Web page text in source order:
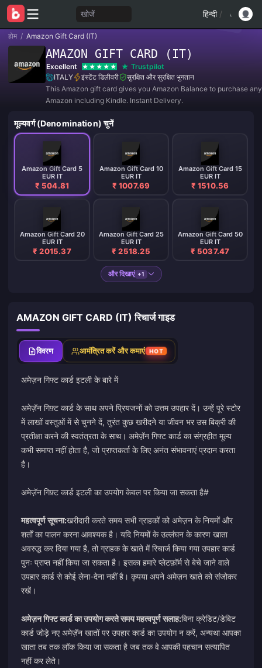
खोजें हिन्दी /
होम / Amazon Gift Card (IT)
AMAZON GIFT CARD (IT)
Excellent
Trustpilot
ITALY
इंस्टेंट डिलीवरी
सुरक्षित और सुरक्षित भुगतान
This Amazon gift card gives you Amazon Balance to purchase
Amazon including Kindle. Instant Delivery.
मूल्यवर्ग (Denomination) चुनें
Amazon Gift Card 5
EUR IT
₹ 504.81
Amazon Gift Card 10
EUR IT
₹ 1007.69
Amazon Gift Card 15
EUR IT
₹ 1510.56
Amazon Gift Card 20
EUR IT
₹ 2015.37
Amazon Gift Card 25
EUR IT
₹ 2518.25
Amazon Gift Card 50
EUR IT
₹ 5037.47
और दिखाएं +1
AMAZON GIFT CARD (IT) रिचार्ज गाइड
विवरण आमंत्रित करें और कमाएं HOT
अमेज़न गिफ्ट कार्ड इटली के बारे में
अमेज़ॅन गिफ़्ट कार्ड के साथ अपने प्रियजनों को उत्तम उपहार दें। उन्हें पूरे स्टोर
में लाखों वस्तुओं में से चुनने दें, तुरंत कुछ खरीदने या जीवन भर उस बिक्री की
प्रतीक्षा करने की स्वतंत्रता के साथ। अमेज़ॅन गिफ्ट कार्ड का संग्रहीत मूल्य
कभी समाप्त नहीं होता है, जो प्राप्तकर्ता के लिए अनंत संभावनाएं प्रदान करता
है।
अमेज़ॅन गिफ़्ट कार्ड इटली का उपयोग केवल पर किया जा सकता है#
महत्वपूर्ण सूचना:खरीदारी करते समय सभी ग्राहकों को अमेज़न के नियमों और
शर्तों का पालन करना आवश्यक है। यदि नियमों के उल्लंघन के कारण खाता
अवरुद्ध कर दिया गया है, तो ग्राहक के खाते में रिचार्ज किया गया उपहार कार्ड
पुनः प्राप्त नहीं किया जा सकता है। इसका हमारे प्लेटफ़ॉर्म से बेचे जाने वाले
उपहार कार्ड से कोई लेना-देना नहीं है। कृपया अपने अमेज़न खाते को संजोकर
रखें।
अमेज़न गिफ्ट कार्ड का उपयोग करते समय महत्वपूर्ण सलाह:बिना क्रेडिट/डेबिट
कार्ड जोड़े नए अमेज़ॅन खातों पर उपहार कार्ड का उपयोग न करें, अन्यथा आपका
खाता तब तक लॉक किया जा सकता है जब तक वे आपकी पहचान सत्यापित
नहीं कर लेते।